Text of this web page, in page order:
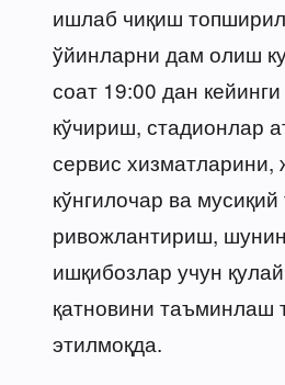
ишлаб чиқиш
ўйинларни дам олиш
соат 19:00 дан кейинги
кўчириш, стадионлар
сервис хизматларини,
кўнгилочар ва
ривожлантириш,
ишқибозлар учун
қатновини таъминлаш
этилмоқда.